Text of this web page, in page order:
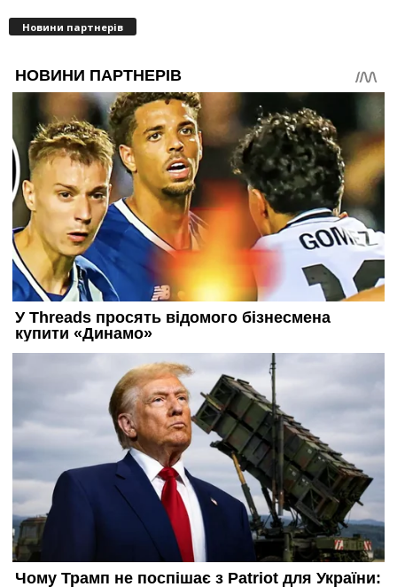
Новини партнерів